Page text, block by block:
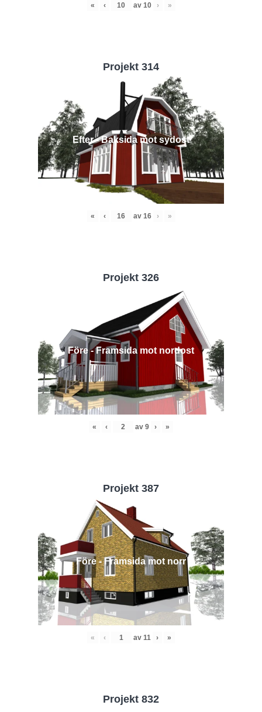
« ‹ av 10 › »
Projekt 314
Efter - Baksida mot sydost
« ‹ av 16 › »
Projekt 326
Före - Framsida mot nordost
« ‹ av 9 › »
Projekt 387
Före - Framsida mot norr
« ‹ av 11 › »
Projekt 832